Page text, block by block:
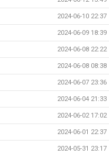
2024-06-10 22:37
2024-06-09 18:39
2024-06-08 22:22
2024-06-08 08:38
2024-06-07 23:36
2024-06-04 21:33
2024-06-02 17:02
2024-06-01 22:37
2024-05-31 23:17